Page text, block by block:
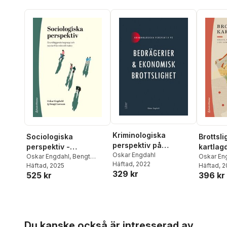
Sociologiska
perspektiv -
Grundläggande
begrepp och teorier
från mikro till makro
Oskar Engdahl, Bengt
Larsson
Häftad, 2025
525 kr
Kriminologiska
perspektiv på
bedrägerier och
ekonomisk brottslighet
Oskar Engdahl
Häftad, 2022
329 kr
i det
Oskar
Häftad,
396 kr